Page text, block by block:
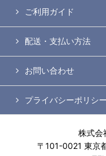
ご利用ガイド
配送・支払い方法
お問い合わせ
プライバシーポリシー
株式会
〒101-0021 東京